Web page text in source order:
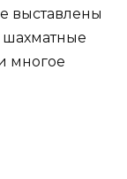
выставлены
многое